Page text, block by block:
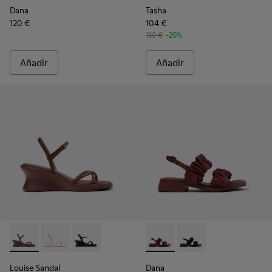
Dana
120 €
Añadir
Tasha
104 €
130 € -20%
Añadir
Louise Sandal - K201916-002 - Sandalias de piel burdeos
Louise Sandal - K201916-003
Louise Sandal - K201916-001
Louise Sandal
Dana - K201894-003 -
Dana - K201894-001
Dana